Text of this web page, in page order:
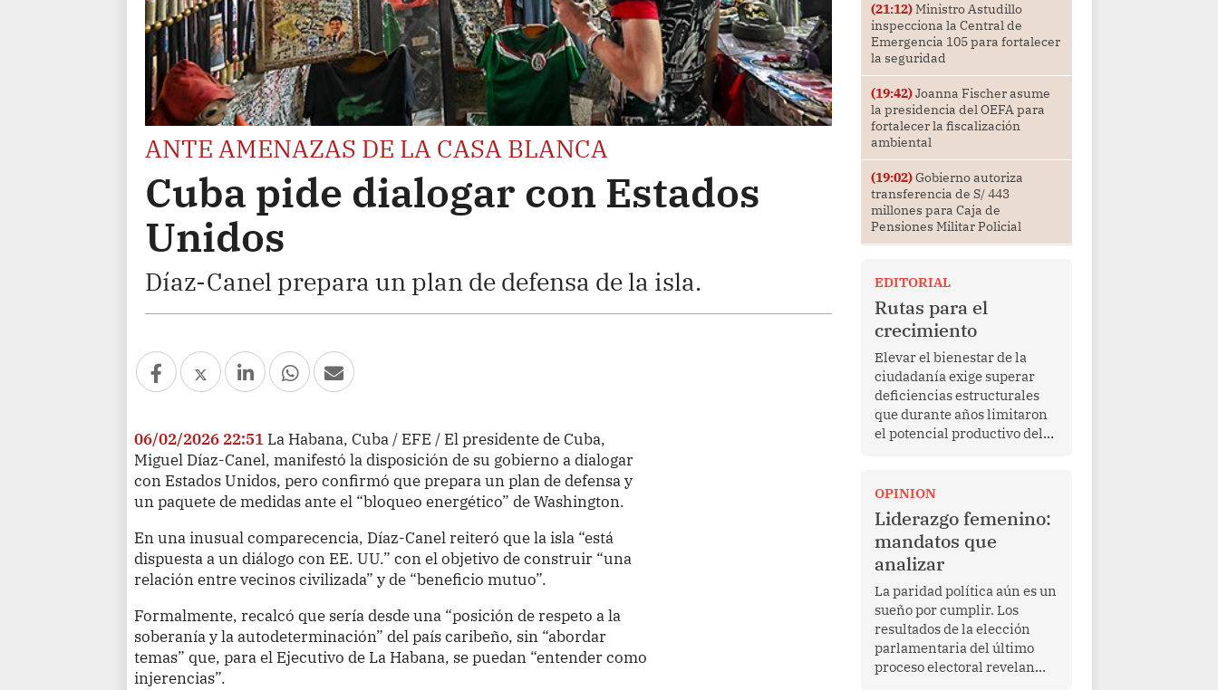
ANTE AMENAZAS DE LA CASA BLANCA
Cuba pide dialogar con Estados
Unidos
Díaz-Canel prepara un plan de defensa de la isla.
06/02/2026 22:51 La Habana, Cuba / EFE / El presidente de Cuba,
Miguel Díaz-Canel, manifestó la disposición de su gobierno a dialogar
con Estados Unidos, pero confirmó que prepara un plan de defensa y
un paquete de medidas ante el “bloqueo energético” de Washington.
En una inusual comparecencia, Díaz-Canel reiteró que la isla “está
dispuesta a un diálogo con EE. UU.” con el objetivo de construir “una
relación entre vecinos civilizada” y de “beneficio mutuo”.
Formalmente, recalcó que sería desde una “posición de respeto a la
soberanía y la autodeterminación” del país caribeño, sin “abordar
temas” que, para el Ejecutivo de La Habana, se puedan “entender como
injerencias”.
(21:12)Ministro Astudillo
inspecciona la Central de
Emergencia 105 para fortalecer
la seguridad
(19:42)Joanna Fischer asume
la presidencia del OEFA para
fortalecer la fiscalización
ambiental
(19:02)Gobierno autoriza
transferencia de S/ 443
millones para Caja de
Pensiones Militar Policial
EDITORIAL
Rutas para el
crecimiento
Elevar el bienestar de la
ciudadanía exige superar
deficiencias estructurales
que durante años limitaron
el potencial productivo del
OPINION
Liderazgo femenino:
mandatos que
analizar
La paridad política aún es un
sueño por cumplir. Los
resultados de la elección
parlamentaria del último
proceso electoral revelan